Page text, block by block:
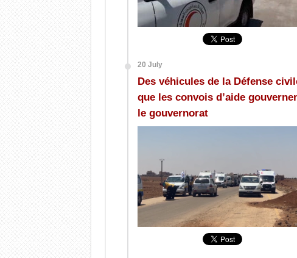
20 July
Des véhicules de la Défense
que les convois d’aide
le gouvernorat